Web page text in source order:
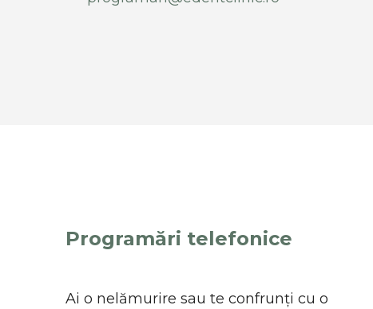
Programări telefonice
Ai o nelămurire sau te confrunți cu o